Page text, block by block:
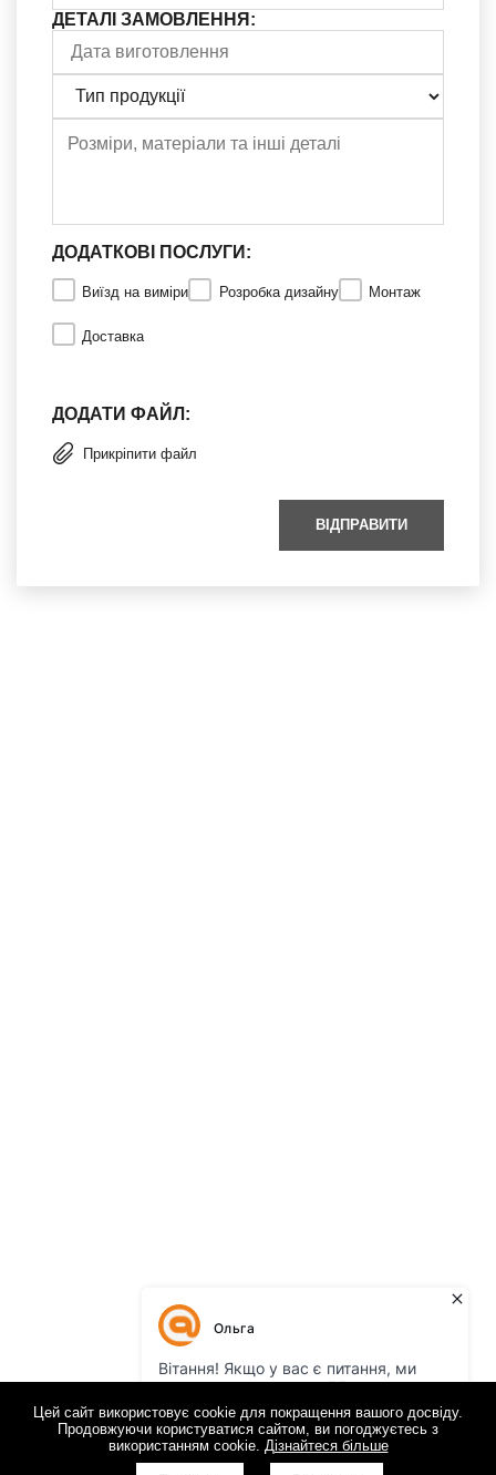
ДЕТАЛІ ЗАМОВЛЕННЯ:
ДОДАТКОВІ ПОСЛУГИ:
Виїзд на виміри Розробка дизайну Монтаж
Доставка
ДОДАТИ ФАЙЛ:
Прикріпити файл
ВІДПРАВИТИ
Цей сайт використовує cookie для покращення вашого досвіду.
Продовжуючи користуватися сайтом, ви погоджуєтесь з
використанням cookie. Дізнайтеся більше